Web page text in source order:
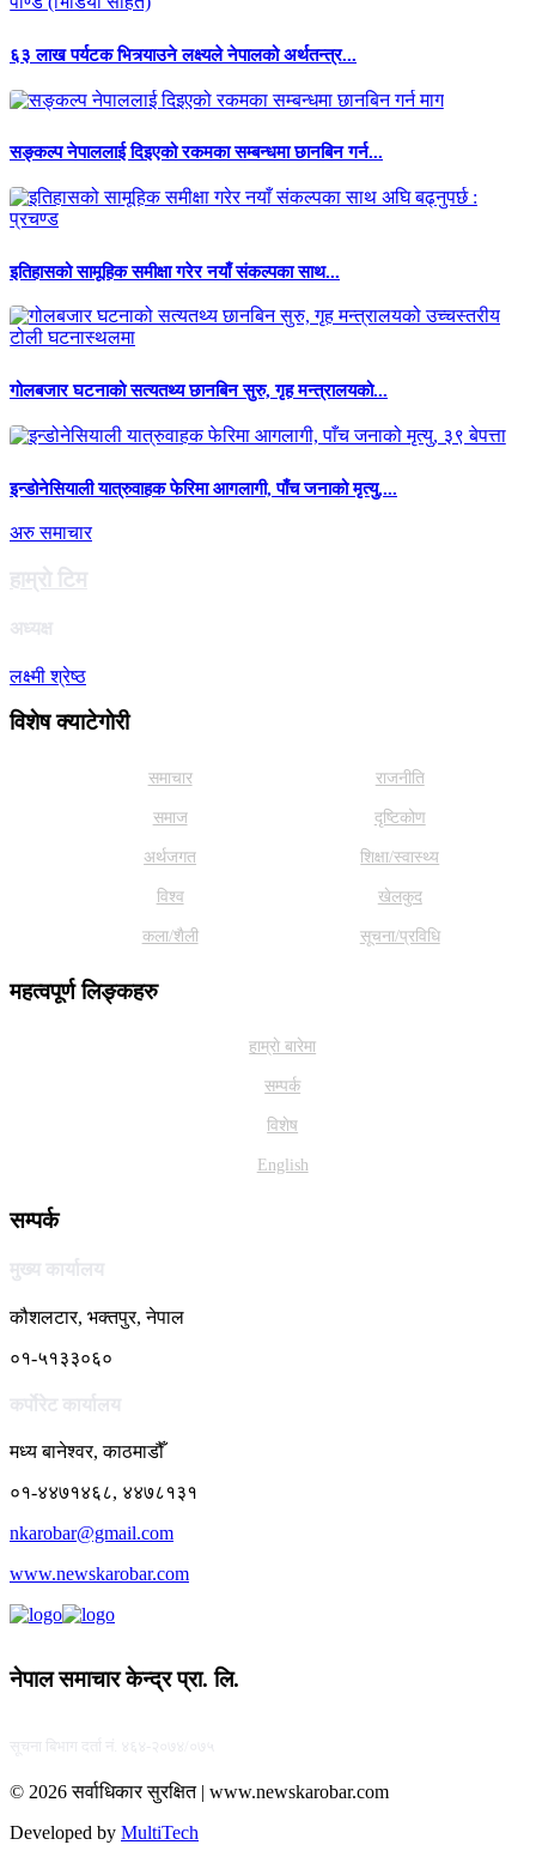
६३ लाख पर्यटक भित्र्याउने लक्ष्यले नेपालको अर्थतन्त्र...
सङ्कल्प नेपाललाई दिइएको रकमका सम्बन्धमा छानबिन गर्न...
इतिहासको सामूहिक समीक्षा गरेर नयाँ संकल्पका साथ...
गोलबजार घटनाको सत्यतथ्य छानबिन सुरु, गृह मन्त्रालयको...
इन्डोनेसियाली यात्रुवाहक फेरिमा आगलागी, पाँच जनाको मृत्यु,...
अरु समाचार
हाम्राे टिम
अध्यक्ष
लक्ष्मी श्रेष्ठ
विशेष क्याटेगाेरी
समाचार राजनीति
समाज दृष्टिकोण
अर्थजगत शिक्षा/स्वास्थ्य
विश्व खेलकुद
कला/शैली सूचना/प्रविधि
महत्वपूर्ण लिङ्कहरु
हाम्राे बारेमा
सम्पर्क
विशेष
English
सम्पर्क
मुख्य कार्यालय
कौशलटार, भक्तपुर, नेपाल
०१-५१३३०६०
कर्पाेरेट कार्यालय
मध्य बानेश्वर, काठमाडौँ
०१-४४७१४६८, ४४७८१३१
nkarobar@gmail.com
www.newskarobar.com
नेपाल समाचार केन्द्र प्रा. लि.
सूचना बिभाग दर्ता नं. ४६४-२०७४/०७५
© 2026 सर्वाधिकार सुरक्षित | www.newskarobar.com
Developed by MultiTech